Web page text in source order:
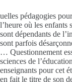
uelles pédagogies
l’heure où les enfants
sont dépendants de
sont parfois
… Questionnement
sciences de
enseignants pour cet
en fait le titre de son